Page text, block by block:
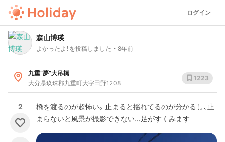
ログイン
森山博瑛
よかったよ！を投稿しました 8年前
九重“夢”大吊橋
大分県玖珠郡九重町大字田野1208
1223
2
橋を渡るのが超怖い。止まると揺れてるのが分かるし、止
まらないと風景が撮影できない…足がすくみます